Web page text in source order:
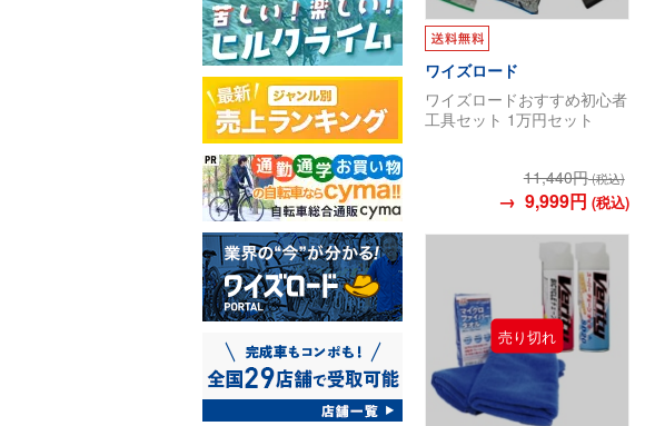
ワイズロード
ワイズロードおすすめ初心者
工具セット 1万円セット
11,440円(税込)
→ 9,999円 (税込)